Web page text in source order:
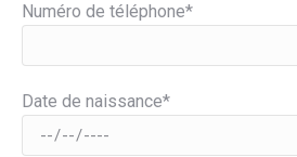
Numéro de téléphone*
Date de naissance*